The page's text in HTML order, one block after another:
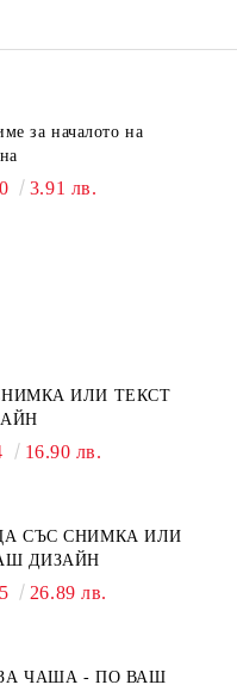
за началото на
3.91 лв.
ИЛИ ТЕКСТ
16.90 лв.
СЪС СНИМКА ИЛИ
ДИЗАЙН
26.89 лв.
ЧАША - ПО ВАШ